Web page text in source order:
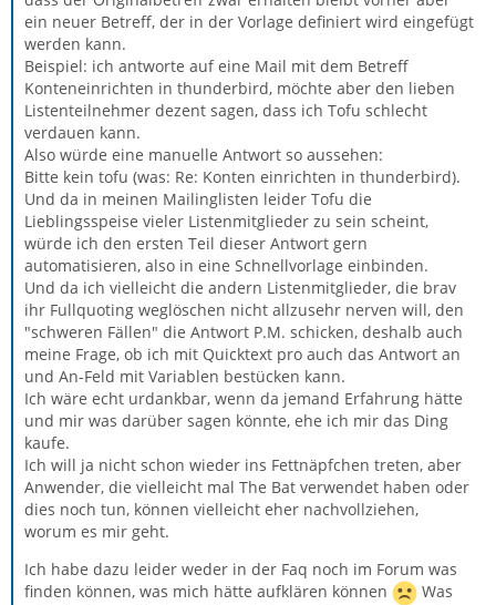
ein neuer Betreff, der in der Vorlage definiert wird eingefügt
werden kann.
Beispiel: ich antworte auf eine Mail mit dem Betreff
Konteneinrichten in thunderbird, möchte aber den lieben
Listenteilnehmer dezent sagen, dass ich Tofu schlecht
verdauen kann.
Also würde eine manuelle Antwort so aussehen:
Bitte kein tofu (was: Re: Konten einrichten in thunderbird).
Und da in meinen Mailinglisten leider Tofu die
Lieblingsspeise vieler Listenmitglieder zu sein scheint,
würde ich den ersten Teil dieser Antwort gern
automatisieren, also in eine Schnellvorlage einbinden.
Und da ich vielleicht die andern Listenmitglieder, die brav
ihr Fullquoting weglöschen nicht allzusehr nerven will, den
"schweren Fällen" die Antwort P.M. schicken, deshalb auch
meine Frage, ob ich mit Quicktext pro auch das Antwort an
und An-Feld mit Variablen bestücken kann.
Ich wäre echt urdankbar, wenn da jemand Erfahrung hätte
und mir was darüber sagen könnte, ehe ich mir das Ding
kaufe.
Ich will ja nicht schon wieder ins Fettnäpfchen treten, aber
Anwender, die vielleicht mal The Bat verwendet haben oder
dies noch tun, können vielleicht eher nachvollziehen,
worum es mir geht.
Ich habe dazu leider weder in der Faq noch im Forum was
finden können, was mich hätte aufklären können
Was